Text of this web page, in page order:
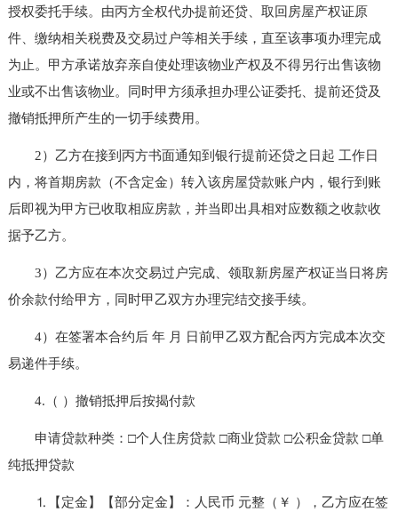
授权委托手续。由丙方全权代办提前还贷、取回房屋产权证原
件、缴纳相关税费及交易过户等相关手续，直至该事项办理完成
为止。甲方承诺放弃亲自使处理该物业产权及不得另行出售该物
业或不出售该物业。同时甲方须承担办理公证委托、提前还贷及
撤销抵押所产生的一切手续费用。
2）乙方在接到丙方书面通知到银行提前还贷之日起 工作日
内，将首期房款（不含定金）转入该房屋贷款账户内，银行到账
后即视为甲方已收取相应房款，并当即出具相对应数额之收款收
据予乙方。
3）乙方应在本次交易过户完成、领取新房屋产权证当日将房
价余款付给甲方，同时甲乙双方办理完结交接手续。
4）在签署本合约后 年 月 日前甲乙双方配合丙方完成本次交
易递件手续。
4.（ ）撤销抵押后按揭付款
申请贷款种类：□个人住房贷款 □商业贷款 □公积金贷款 □单
纯抵押贷款
⒈【定金】【部分定金】：人民币 元整（￥ ），乙方应在签